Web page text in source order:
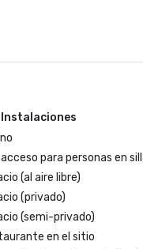
Instalaciones
para personas en
(al aire libre)
(privado)
(semi-privado)
en el sitio